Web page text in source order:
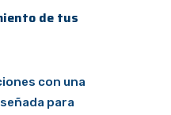
de tus
con una
para